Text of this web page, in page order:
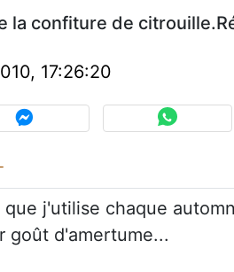
la confiture de
17:26:20
j'utilise chaque
goût d'amertume...